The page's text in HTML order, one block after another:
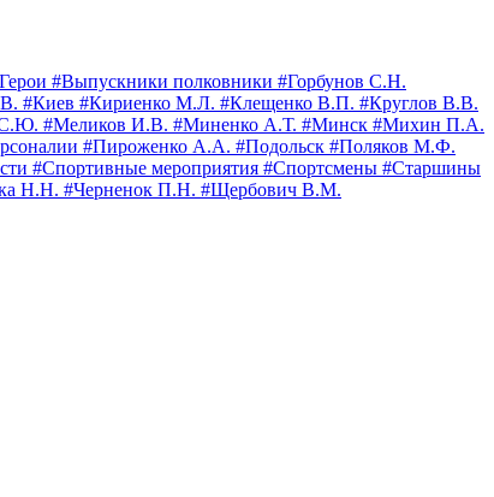
#Выпускники полковники #Горбунов С.Н.
#Киев #Кириенко М.Л. #Клещенко В.П. #Круглов В.В.
С.Ю. #Меликов И.В. #Миненко А.Т. #Минск #Михин П.А.
#Пироженко А.А. #Подольск #Поляков М.Ф.
#Спортивные мероприятия #Спортсмены #Старшины
Н.Н. #Черненок П.Н. #Щербович В.М.